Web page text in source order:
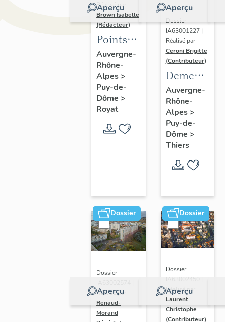
Aperçu
Réalisé par
Brown Isabelle
(Rédacteur)
Points
de vue
sur le
paysage
thermal
Auvergne-
Rhône-
Alpes>
Puy-de-
Dôme >
Royat
Aperçu
Dossier
IA63001227 |
Réalisé par
Ceroni Brigitte
(Contributeur)
Demeures
en site
de pente
Auvergne-
Rhône-
Alpes>
Puy-de-
Dôme >
Thiers
Dossier
Aperçu
Dossier
Réalisé par
Renaud-
Morand
Dossier
Aperçu
Dossier
IA63002450 |
Réalisé par
Laurent
Christophe
(Contributeur)